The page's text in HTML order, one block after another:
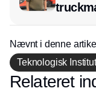
hos
Nævnt i denne
Teknologisk
Relateret